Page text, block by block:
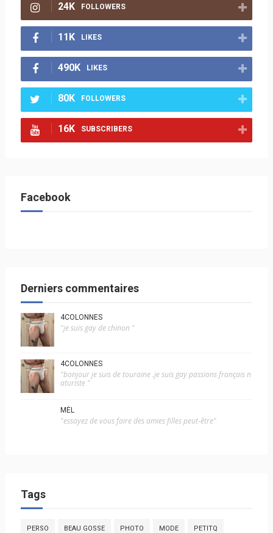
24K FOLLOWERS
11K LIKES
490K LIKES
80K FOLLOWERS
16K SUBSCRIBERS
Facebook
Derniers commentaires
4COLONNES
"je suis gay de chinon "
4COLONNES
"bonjour je suis de touraine .je suis gay passions français n
aturiste "
MÉL
"essayez de vous faire des amies filles peut-être"
Tags
PERSO BEAU GOSSE PHOTO MODE PETITQ